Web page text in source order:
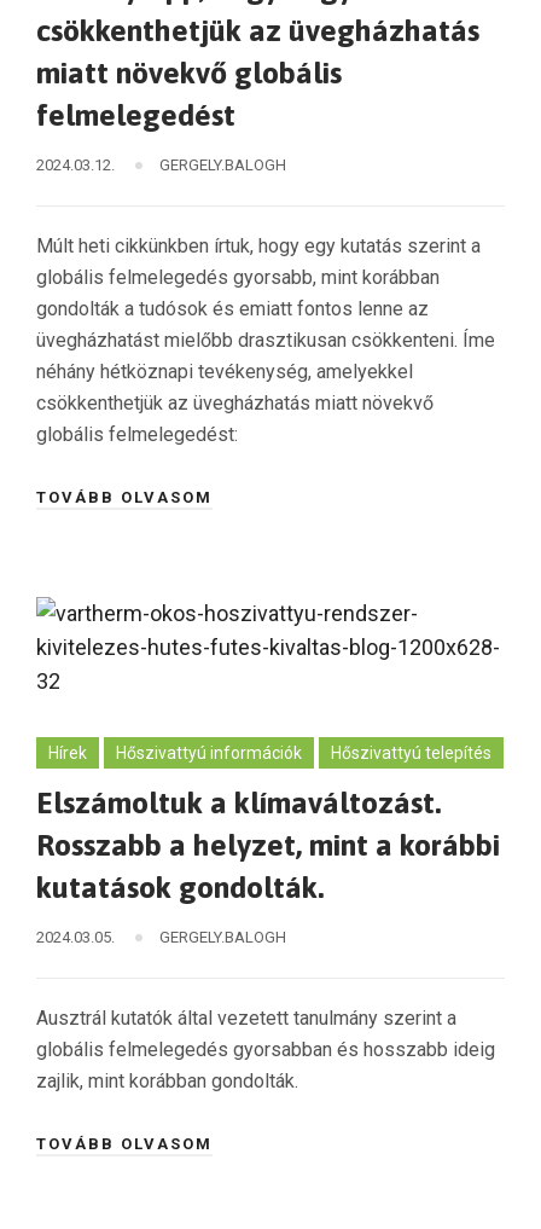
csökkenthetjük az üvegházhatás
miatt növekvő globális
felmelegedést
2024.03.12. GERGELY.BALOGH
Múlt heti cikkünkben írtuk, hogy egy kutatás szerint a
globális felmelegedés gyorsabb, mint korábban
gondolták a tudósok és emiatt fontos lenne az
üvegházhatást mielőbb drasztikusan csökkenteni. Íme
néhány hétköznapi tevékenység, amelyekkel
csökkenthetjük az üvegházhatás miatt növekvő
globális felmelegedést:
TOVÁBB OLVASOM
Hírek Hőszivattyú információk Hőszivattyú telepítés
Elszámoltuk a klímaváltozást.
Rosszabb a helyzet, mint a korábbi
kutatások gondolták.
2024.03.05. GERGELY.BALOGH
Ausztrál kutatók által vezetett tanulmány szerint a
globális felmelegedés gyorsabban és hosszabb ideig
zajlik, mint korábban gondolták.
TOVÁBB OLVASOM